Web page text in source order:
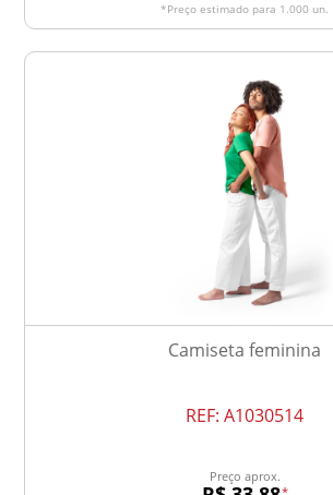
*Preço estimado para 1.000 un.
Camiseta feminina
REF: A1030514
Preço aprox.
*